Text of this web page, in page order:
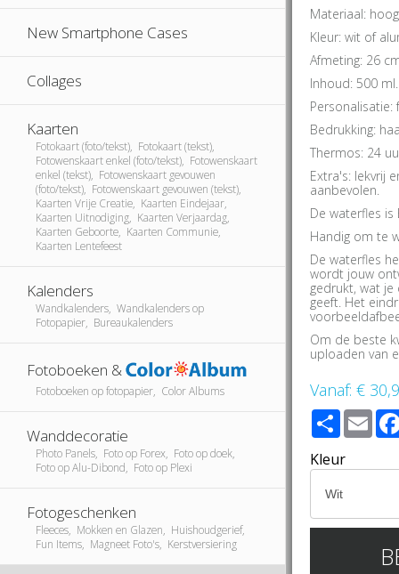
New Smartphone Cases
Collages
Kaarten
Fotokaart (foto/tekst), Fotokaart (tekst),
Fotowenskaart enkel (foto/tekst), Fotowenskaart
enkel (tekst), Fotowenskaart gevouwen
(foto/tekst), Fotowenskaart gevouwen (tekst),
Kaarten Vrije Creatie, Kaarten Eindejaar,
Kaarten Uitnodiging, Kaarten Verjaardag,
Kaarten Geboorte, Kaarten Communie,
Kaarten Lentefeest
Kalenders
Wandkalenders, Wandkalenders op
Fotopapier, Bureaukalenders
Fotoboeken &
Fotoboeken op fotopapier, Color Albums
Wanddecoratie
Photo Panels, Foto op Forex, Foto op doek,
Foto op Alu-Dibond, Foto op Plexi
Fotogeschenken
Fleeces, Mokken en Glazen, Huishoudgerief,
Fun Items, Magneet Foto's, Kerstversiering
Materiaal:
Kleur: wit of
Afmeting: 26
Inhoud: 500 ml.
Bedrukking:
Thermos: 24
Extra's: lekvrij
aanbevolen.
De waterfles is
Handig om te
De waterfles
wordt jouw
gedrukt, wat
geeft. Het
Om de beste
uploaden van
Vanaf:€
Share
Kleur